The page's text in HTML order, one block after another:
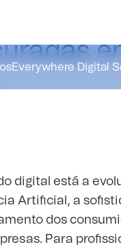
Everywhere Digital
digital está a
Artificial, a
dos
Para